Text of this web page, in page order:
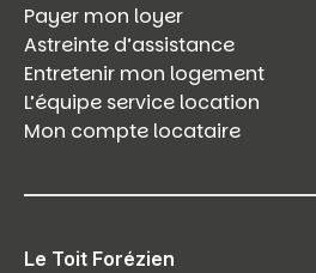
Payer mon loyer
Astreinte d’assistance
Entretenir mon logement
L’équipe service location
Mon compte locataire
Le Toit Forézien